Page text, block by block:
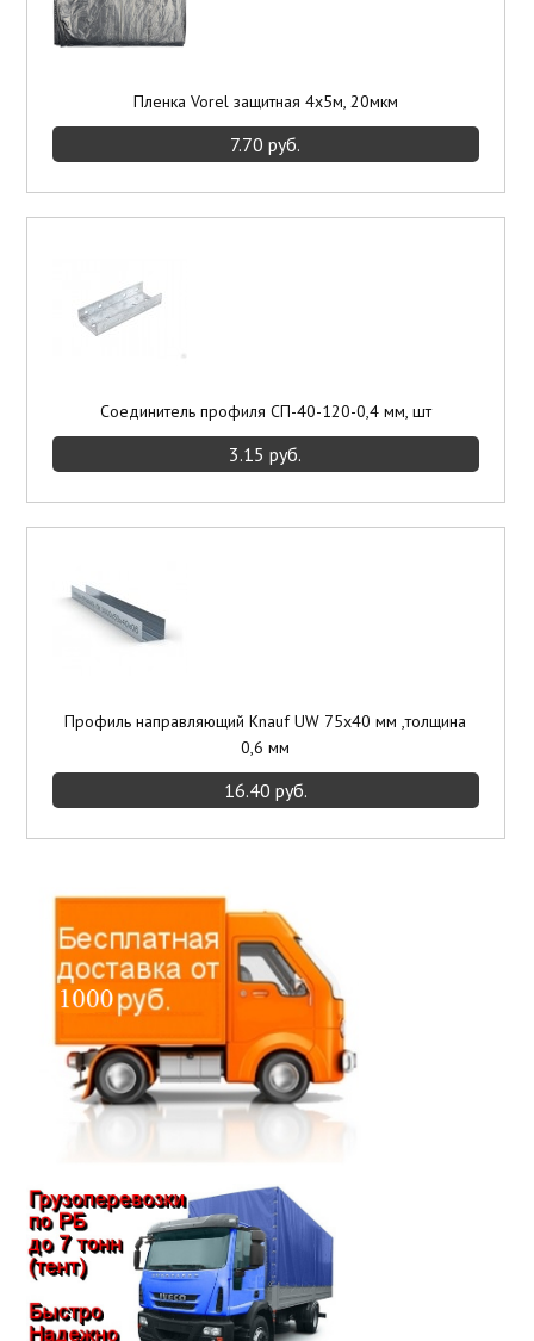
Пленка Vorel защитная 4х5м, 20мкм
7.70 руб.
Соединитель профиля СП-40-120-0,4 мм, шт
3.15 руб.
Профиль направляющий Knauf UW 75х40 мм ,толщина
0,6 мм
16.40 руб.